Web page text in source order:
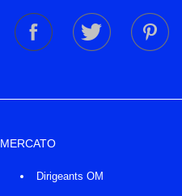
MERCATO
Dirigeants OM